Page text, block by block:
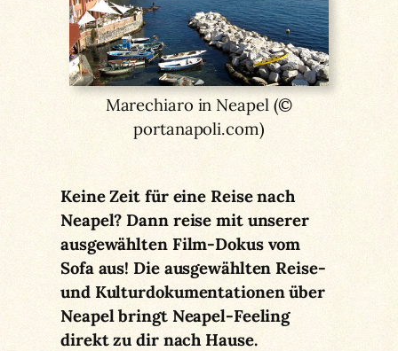
Marechiaro in Neapel (©
portanapoli.com)
Keine Zeit für eine Reise nach
Neapel? Dann reise mit unserer
ausgewählten Film-Dokus vom
Sofa aus! Die ausgewählten Reise-
und Kulturdokumentationen über
Neapel bringt Neapel-Feeling
direkt zu dir nach Hause.